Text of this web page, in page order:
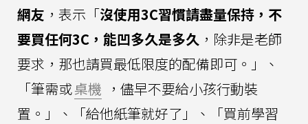
網友 ，表示「沒使用3C習慣請盡量保持，不
要買任何3C，能凹多久是多久 ，除非是老師
要求，那也請買最低限度的配備即可。」、
「筆需或桌機 ，儘早不要給小孩行動裝
置。」、「給他紙筆就好了」、「買前學習